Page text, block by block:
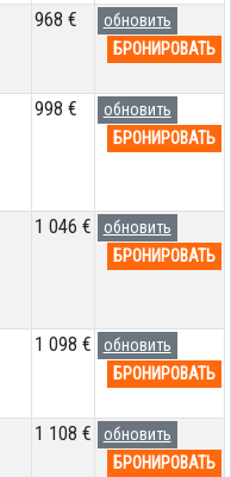
968 €
обновить
БРОНИРОВАТЬ
998 €
обновить
БРОНИРОВАТЬ
1 046 €
обновить
БРОНИРОВАТЬ
1 098 €
обновить
БРОНИРОВАТЬ
1 108 €
обновить
БРОНИРОВАТЬ